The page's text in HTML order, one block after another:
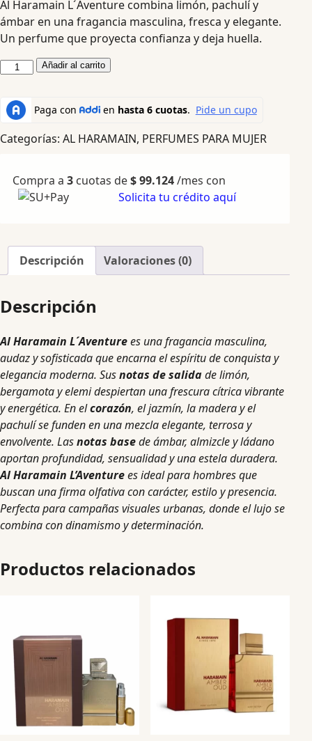
Al Haramain L´Aventure combina limón, pachulí y
ámbar en una fragancia masculina, fresca y elegante.
Un perfume que proyecta confianza y deja huella.
Añadir al carrito
Categorías: AL HARAMAIN, PERFUMES PARA MUJER
Compra a 3 cuotas de$99.124/mes con
Solicita tu crédito aquí
Descripción Valoraciones (0)
Descripción
Al Haramain L´Aventurees una fragancia masculina,
audaz y sofisticada que encarna el espíritu de conquista y
elegancia moderna. Susnotas de salidade limón,
bergamota y elemi despiertan una frescura cítrica vibrante
y energética. En elcorazón, el jazmín, la madera y el
pachulí se funden en una mezcla elegante, terrosa y
envolvente. Lasnotas basede ámbar, almizcle y ládano
aportan profundidad, sensualidad y una estela duradera.
Al Haramain L’Aventurees ideal para hombres que
buscan una firma olfativa con carácter, estilo y presencia.
Perfecta para campañas visuales urbanas, donde el lujo se
combina con dinamismo y determinación.
Productos relacionados